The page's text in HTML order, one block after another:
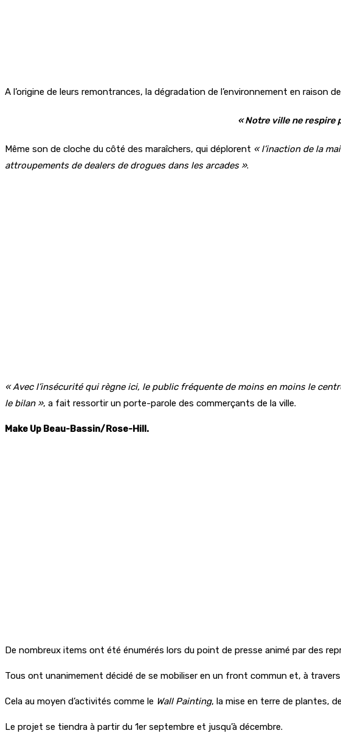
A l’origine de leurs remontrances, la dégradation de l’environnement en raison
« Notre ville ne respire
Même son de cloche du côté des maraîchers, qui déplorent « l’inaction de la
attroupements de dealers de drogues dans les arcades ».
« Avec l’insécurité qui règne ici, le public fréquente de moins en moins le
le bilan », a fait ressortir un porte-parole des commerçants de la ville.
Make Up Beau-Bassin/Rose-Hill.
De nombreux items ont été énumérés lors du point de presse animé par des
Tous ont unanimement décidé de se mobiliser en un front commun et, à
Cela au moyen d’activités comme le Wall Painting, la mise en terre de plantes,
Le projet se tiendra à partir du 1er septembre et jusqu’à décembre.